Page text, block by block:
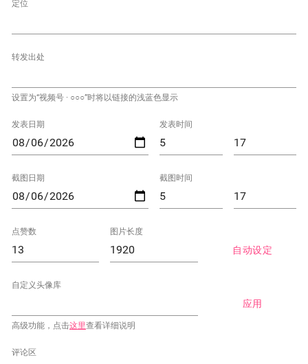
定位
转发出处
设置为“视频号 · ○○○”时将以链接的浅蓝色显示
发表日期 发表时间
截图日期 截图时间
点赞数 图片长度
自动设定
自定义头像库
高级功能，点击这里查看详细说明
应用
评论区